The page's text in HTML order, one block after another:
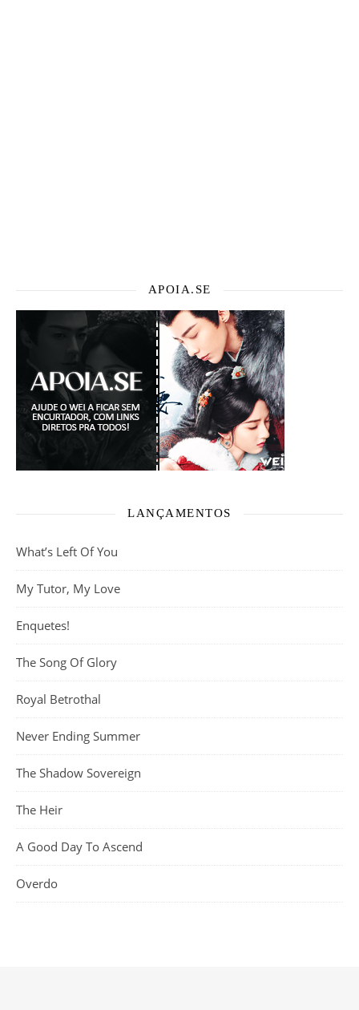
APOIA.SE
LANÇAMENTOS
What’s Left Of You
My Tutor, My Love
Enquetes!
The Song Of Glory
Royal Betrothal
Never Ending Summer
The Shadow Sovereign
The Heir
A Good Day To Ascend
Overdo